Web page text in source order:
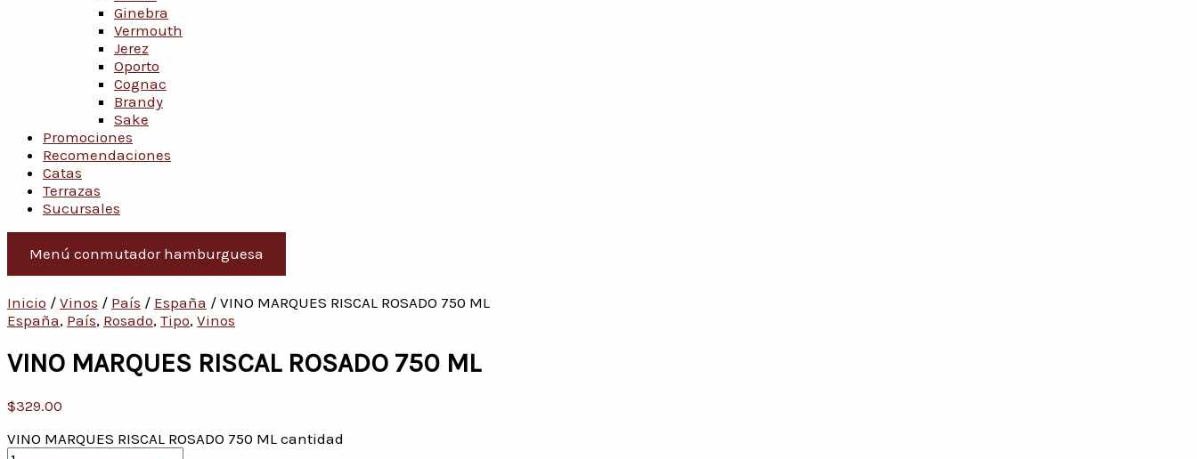
Ginebra
Vermouth
Jerez
Oporto
Cognac
Brandy
Sake
Promociones
Recomendaciones
Catas
Terrazas
Sucursales
Menú conmutador hamburguesa
Inicio / Vinos / País / España / VINO MARQUES RISCAL ROSADO 750 ML
España, País, Rosado, Tipo, Vinos
VINO MARQUES RISCAL ROSADO 750 ML
$329.00
VINO MARQUES RISCAL ROSADO 750 ML cantidad